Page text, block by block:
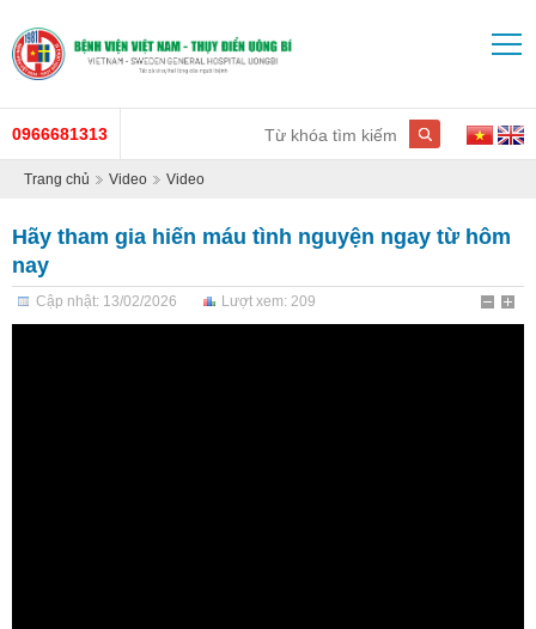
0966681313
Trang chủ Video Video
Hãy tham gia hiến máu tình nguyện ngay từ hôm
nay
Cập nhật: 13/02/2026 Lượt xem: 209